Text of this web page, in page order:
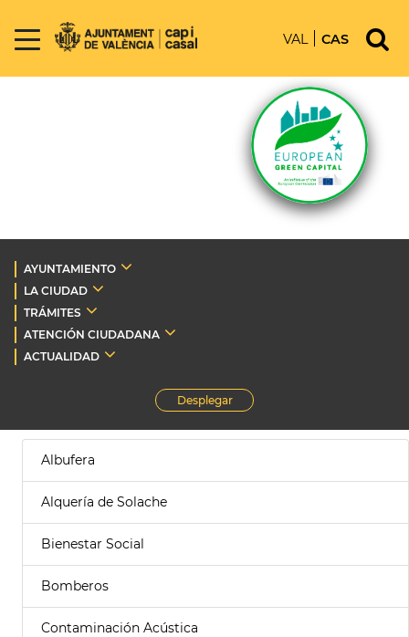
VAL CAS
AYUNTAMIENTO
LA CIUDAD
TRÁMITES
ATENCIÓN CIUDADANA
ACTUALIDAD
Desplegar
Albufera
Alquería de Solache
Bienestar Social
Bomberos
Contaminación Acústica